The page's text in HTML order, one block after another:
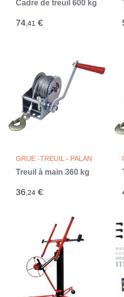
Cadre de treuil 600 kg
74,41 €
GRUE -TREUIL - PALAN
Treuil à main 360 kg
36,24 €